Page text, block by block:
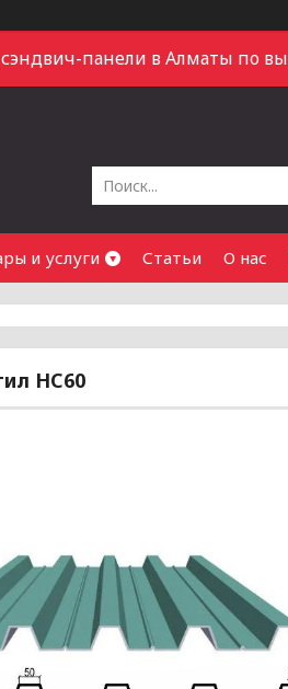
панели в Алматы по
и услуги Статьи О нас
НС60